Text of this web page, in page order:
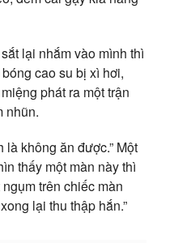
lại nhắm vào mình thì
cao su bị xì hơi,
phát ra một trận
nhũn.
là không ăn được.” Một
thấy một màn này thì
trên chiếc màn
lại thu thập hắn.”